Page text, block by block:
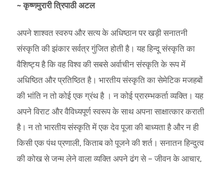
~ कृष्णमुरारी त्रिपाठी अटल
अपने शाश्वत स्वरुप और सत्य के अधिष्ठान पर खड़ी सनातनी
संस्कृति की झंकार सर्वत्र गुंजित होती है। यह हिन्दू संस्कृति का
वैशिष्ट्य है कि वह विश्व की सबसे अर्वाचीन संस्कृति के रूप में
अधिष्ठित और प्रतिष्ठित है। भारतीय संस्कृति का सेमेटिक मजहबों
की भांति न तो कोई एक ग्रंथ है‌ । न कोई प्रारम्भकर्ता व्यक्ति। यह
अपने विराट और वैविध्यपूर्ण स्वरूप के साथ अपना साक्षात्कार कराती
है। न तो भारतीय संस्कृति में एक देव पूजा की बाध्यता है और न ही
किसी एक पंथ प्रणाली, किताब को पूजने की शर्त। सनातन हिन्दुत्व
की कोख से जन्म लेने वाला व्यक्ति अपने ढंग से – जीवन के आचार,